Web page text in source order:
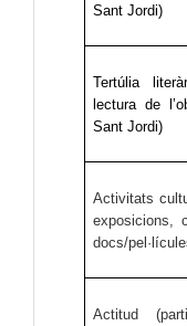
Sant Jordi)
Tertúlia
lectura de
Sant Jordi)
Activitats
exposicions,
docs/
Actitud